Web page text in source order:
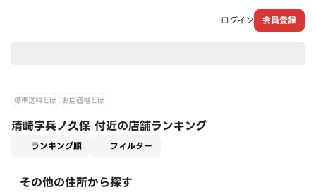
ログイン 会員登録
標準送料とは お店価格とは
清崎字兵ノ久保 付近の店舗ランキング
ランキング順 フィルター
その他の住所から探す